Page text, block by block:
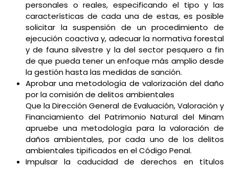
personales o reales, especificando el tipo y las
características de cada una de estas, es posible
solicitar la suspensión de un procedimiento de
ejecución coactiva y, adecuar la normativa forestal
y de fauna silvestre y la del sector pesquero a fin
de que pueda tener un enfoque más amplio desde
la gestión hasta las medidas de sanción.
Aprobar una metodología de valorización del daño
por la comisión de delitos ambientales
Que la Dirección General de Evaluación, Valoración y
Financiamiento del Patrimonio Natural del Minam
apruebe una metodología para la valoración de
daños ambientales, por cada uno de los delitos
ambientales tipificados en el Código Penal.
Impulsar la caducidad de derechos en títulos